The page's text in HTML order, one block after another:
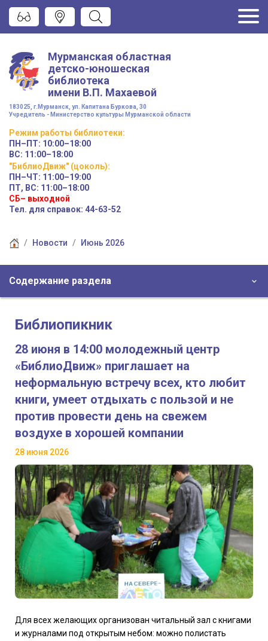
Мурманская областная
детско-юношеская
библиотека
имени В.П. Махаевой
183025, г.Мурманск, ул. Капитана Буркова, 30
Учредитель - Министерство культуры Мурманской области
Режим работы библиотеки:
ПН–ПТ: 10:00–18:00
ВС: 11:00–18:00
"БиблиоДвиж" (цоколь):
ПН–ЧТ: 11:00–19:00
ПТ, ВС: 11:00–18:00
СБ– выходной
Тел. для справок: 44-63-52
Новости Июнь 2026
Содержание раздела
Библиопикник
28 июня в 14:00 молодежный центр
«БиблиоДвиж» приглашает на
неформальную встречу всех, кто любит
книги, умеет отдыхать с пользой и не
против провести день на свежем
воздухе в хорошей компании
28 июня 2026
Для всех желающих организован читальный зал с книгами
и журналами под открытым небом: можно полистать